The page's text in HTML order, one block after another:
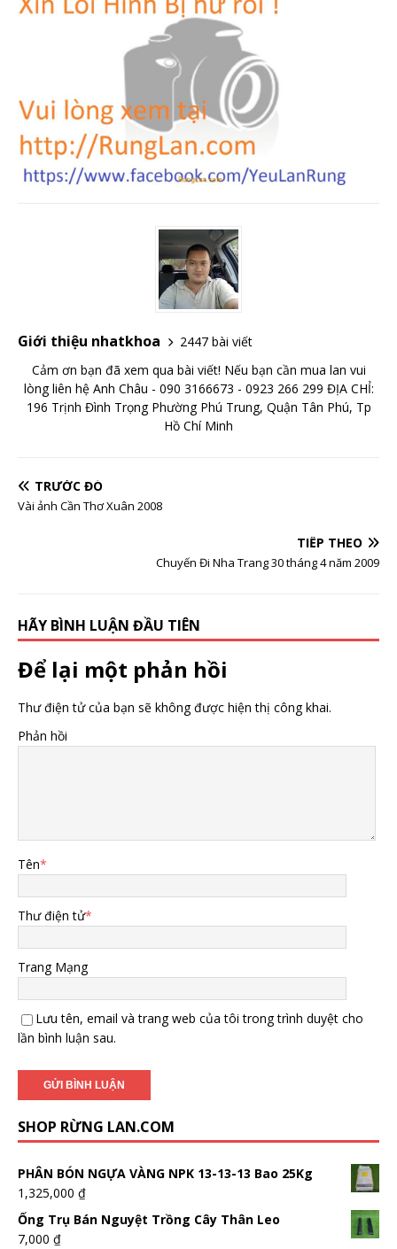
Giới thiệu nhatkhoa
2447 bài viết
Cảm ơn bạn đã xem qua bài viết! Nếu bạn cần mua lan vui
lòng liên hệ Anh Châu - 090 3166673 - 0923 266 299 ĐỊA CHỈ:
196 Trịnh Đình Trọng Phường Phú Trung, Quận Tân Phú, Tp
Hồ Chí Minh
TRƯỚC ĐÓ
Vài ảnh Cần Thơ Xuân 2008
TIẾP THEO
Chuyến Đi Nha Trang 30 tháng 4 năm 2009
HÃY BÌNH LUẬN ĐẦU TIÊN
Để lại một phản hồi
Thư điện tử của bạn sẽ không được hiện thị công khai.
Phản hồi
Tên*
Thư điện tử*
Trang Mạng
Lưu tên, email và trang web của tôi trong trình duyệt cho
lần bình luận sau.
SHOP RỪNG LAN.COM
PHÂN BÓN NGỰA VÀNG NPK 13-13-13 Bao 25Kg
1,325,000 ₫
Ống Trụ Bán Nguyệt Trồng Cây Thân Leo
7,000 ₫